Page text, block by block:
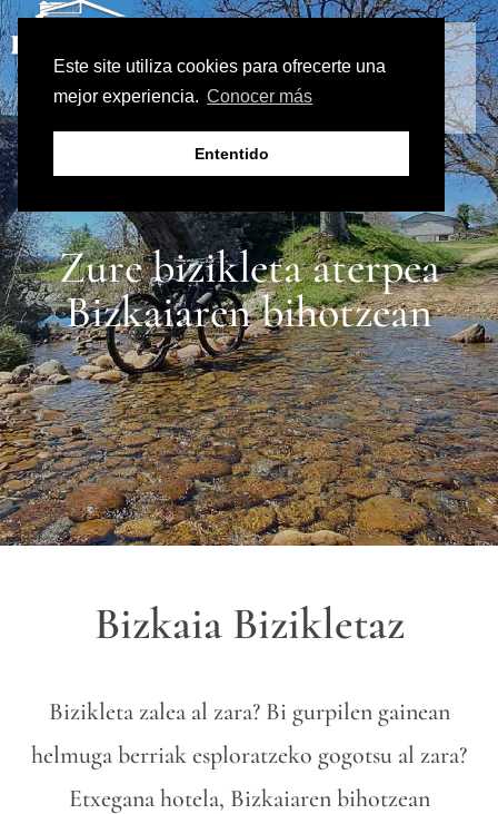
Zure bizikleta aterpea
Bizkaiaren bihotzean
Bizkaia Bizikletaz
Bizikleta zalea al zara? Bi gurpilen gainean
helmuga berriak esploratzeko gogotsu al zara?
Etxegana hotela, Bizkaiaren bihotzean
Este site utiliza cookies para ofrecerte una
mejor experiencia. Conocer más
Ententido